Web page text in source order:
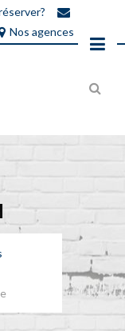
Nos agences